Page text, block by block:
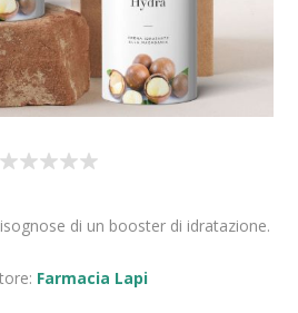
di un booster di idratazione.
Farmacia Lapi